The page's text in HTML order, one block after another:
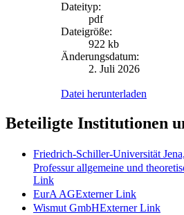
Dateityp:
pdf
Dateigröße:
922 kb
Änderungsdatum:
2. Juli 2026
Datei herunterladen
Beteiligte Institutionen
Friedrich-Schiller-Universität
Professur allgemeine und
Link
EurA AGExterner Link
Wismut GmbHExterner Link